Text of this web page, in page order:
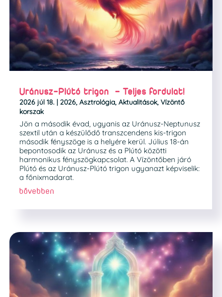
Uránusz-Plútó trigon – Teljes fordulat!
2026 júl 18. 2026, Asztrológia, Aktualitások, Vízöntő
korszak
Jön a második évad, ugyanis az Uránusz-Neptunusz
szextil után a készülődő transzcendens kis-trigon
második fényszöge is a helyére kerül. Július 18-án
bepontosodik az Uránusz és a Plútó közötti
harmonikus fényszögkapcsolat. A Vízöntőben járó
Plútó és az Uránusz-Plútó trigon ugyanazt képviselik:
a főnixmadarat.
bővebben